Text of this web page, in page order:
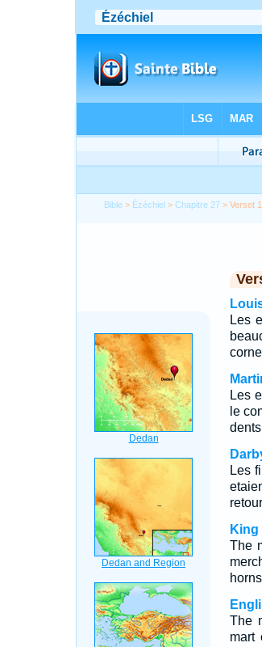
Bible > Ézéchiel >Chapitre 27 > Verset
Les
Les
le
Les
King
The
The
mart